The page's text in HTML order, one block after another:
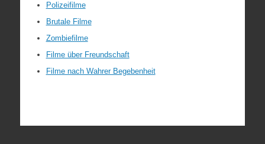
Polizeifilme
Brutale Filme
Zombiefilme
Filme über Freundschaft
Filme nach Wahrer Begebenheit